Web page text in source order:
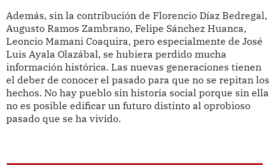
Además, sin la contribución de Florencio Díaz Bedregal,
Augusto Ramos Zambrano, Felipe Sánchez Huanca,
Leoncio Mamani Coaquira, pero especialmente de José
Luis Ayala Olazábal, se hubiera perdido mucha
información histórica. Las nuevas generaciones tienen
el deber de conocer el pasado para que no se repitan los
hechos. No hay pueblo sin historia social porque sin ella
no es posible edificar un futuro distinto al oprobioso
pasado que se ha vivido.